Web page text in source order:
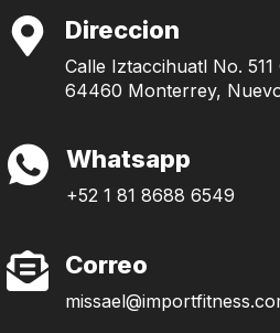
Direccion
Calle Iztaccihuatl No. 511
64460 Monterrey,
Whatsapp
+52 1 81 8688 6549
Correo